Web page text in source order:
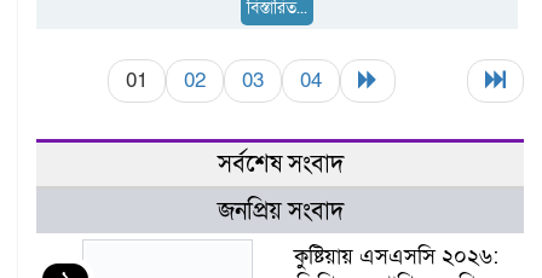
বিস্তারিত...
01 02 03 04
সর্বশেষ সংবাদ
জনপ্রিয় সংবাদ
কুষ্টিয়ায় এসএসসি ২০২৬: